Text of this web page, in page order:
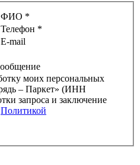
ФИО *
Телефон *
E-mail
моих персональных
– Паркет» (ИНН
Политикой